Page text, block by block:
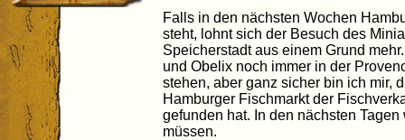
Falls in den nächsten Wochen
steht, lohnt sich der Besuch des
Speicherstadt aus einem Grund
und Obelix noch immer in der
stehen, aber ganz sicher bin ich mir,
Hamburger Fischmarkt der
gefunden hat. In den nächsten
müssen.